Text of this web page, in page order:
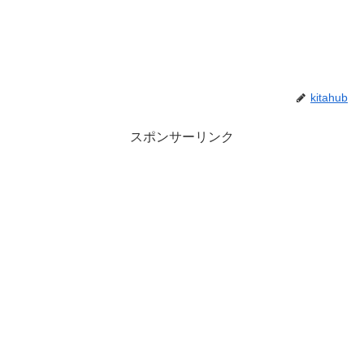
kitahub
スポンサーリンク